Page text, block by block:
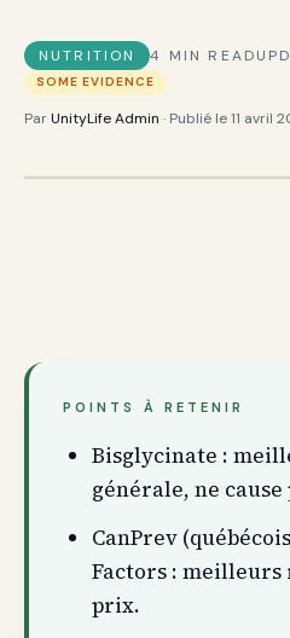
NUTRITION 4 MIN READ
SOME EVIDENCE
ParUnityLife Admin · Publié le11 avril
POINTS À RETENIR
Bisglycinate :
générale, ne
CanPrev
Factors :
prix.